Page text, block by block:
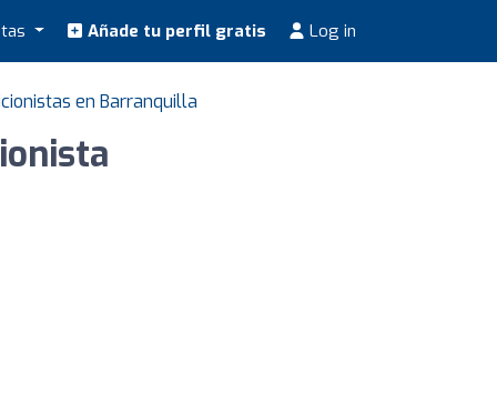
Añade tu perfil gratis Log in
en Barranquilla